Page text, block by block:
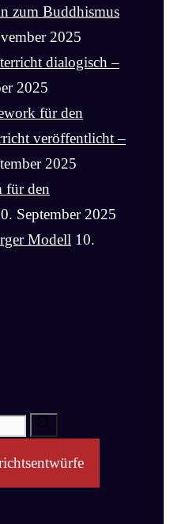
zum Buddhismus
2025
dialogisch –
2025
für den
veröffentlicht –
2025
für den
September 2025
Modell 10.